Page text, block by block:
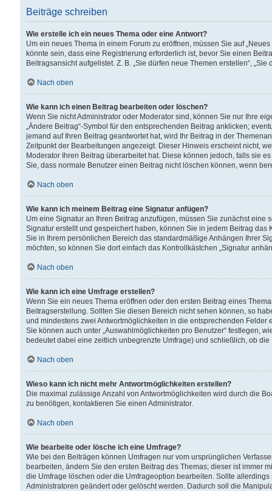
Beiträge schreiben
Wie erstelle ich ein neues Thema oder eine Antwort?
Um ein neues Thema in einem Forum zu eröffnen, müssen Sie auf
könnte sein, dass eine Registrierung erforderlich ist, bevor Sie einen
Beitragsansicht aufgelistet. Z. B. „Sie dürfen neue Themen erstellen“,
Nach oben
Wie kann ich einen Beitrag bearbeiten oder löschen?
Wenn Sie nicht Administrator oder Moderator sind, können Sie nur Ihre
„Ändere Beitrag“-Symbol für den entsprechenden Beitrag anklicken;
jemand auf Ihren Beitrag geantwortet hat, wird Ihr Beitrag in der
Zeitpunkt der Bearbeitungen angezeigt. Dieser Hinweis erscheint nicht,
Moderator Ihren Beitrag überarbeitet hat. Diese können jedoch, falls sie
Sie, dass normale Benutzer einen Beitrag nicht löschen können, wenn
Nach oben
Wie kann ich meinem Beitrag eine Signatur anfügen?
Um eine Signatur an Ihren Beitrag anzufügen, müssen Sie zunächst
Signatur erstellt und gespeichert haben, können Sie in jedem Beitrag
Sie in Ihrem persönlichen Bereich das standardmäßige Anhängen Ihrer
möchten, so können Sie dort einfach das Kontrollkästchen „Signatur
Nach oben
Wie kann ich eine Umfrage erstellen?
Wenn Sie ein neues Thema eröffnen oder den ersten Beitrag eines
Beitragserstellung. Sollten Sie diesen Bereich nicht sehen können, so
und mindestens zwei Antwortmöglichkeiten in die entsprechenden
Sie können auch unter „Auswahlmöglichkeiten pro Benutzer“ festlegen,
bedeutet dabei eine zeitlich unbegrenzte Umfrage) und schließlich, ob
Nach oben
Wieso kann ich nicht mehr Antwortmöglichkeiten erstellen?
Die maximal zulässige Anzahl von Antwortmöglichkeiten wird durch die
zu benötigen, kontaktieren Sie einen Administrator.
Nach oben
Wie bearbeite oder lösche ich eine Umfrage?
Wie bei den Beiträgen können Umfragen nur vom ursprünglichen
bearbeiten, ändern Sie den ersten Beitrag des Themas; dieser ist immer
die Umfrage löschen oder die Umfrageoption bearbeiten. Sollte
Administratoren geändert oder gelöscht werden. Dadurch soll die